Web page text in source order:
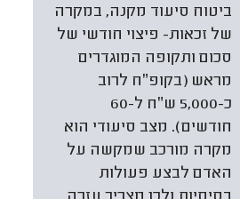
ביטוח סיעוד מקנה, במקרה
של זכאות- פיצוי חודשי של
סכום ותקופה המוגדרים
מראש (בקופ״ח לרוב
כ-5,000 ש״ח ל-60
חודשים). מצב סיעודי הוא
מקרה מורכב שמקשה על
האדם לבצע פעולות